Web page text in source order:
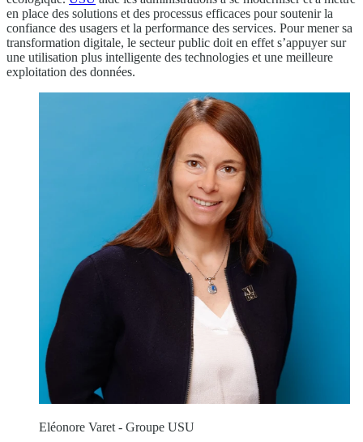
en place des solutions et des processus efficaces pour soutenir la
confiance des usagers et la performance des services. Pour mener sa
transformation digitale, le secteur public doit en effet s’appuyer sur
une utilisation plus intelligente des technologies et une meilleure
exploitation des données.
Eléonore Varet - Groupe USU